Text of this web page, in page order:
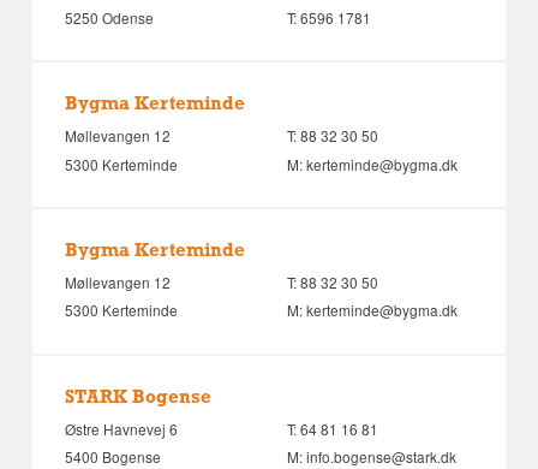
5250 Odense
T:6596 1781
Bygma Kerteminde
Møllevangen 12
5300 Kerteminde
T:88 32 30 50
M:kerteminde@bygma.dk
Bygma Kerteminde
Møllevangen 12
5300 Kerteminde
T:88 32 30 50
M:kerteminde@bygma.dk
STARK Bogense
Østre Havnevej 6
5400 Bogense
T:64 81 16 81
M:info.bogense@stark.dk